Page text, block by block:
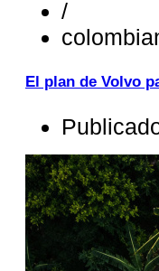
/
El plan de Volvo